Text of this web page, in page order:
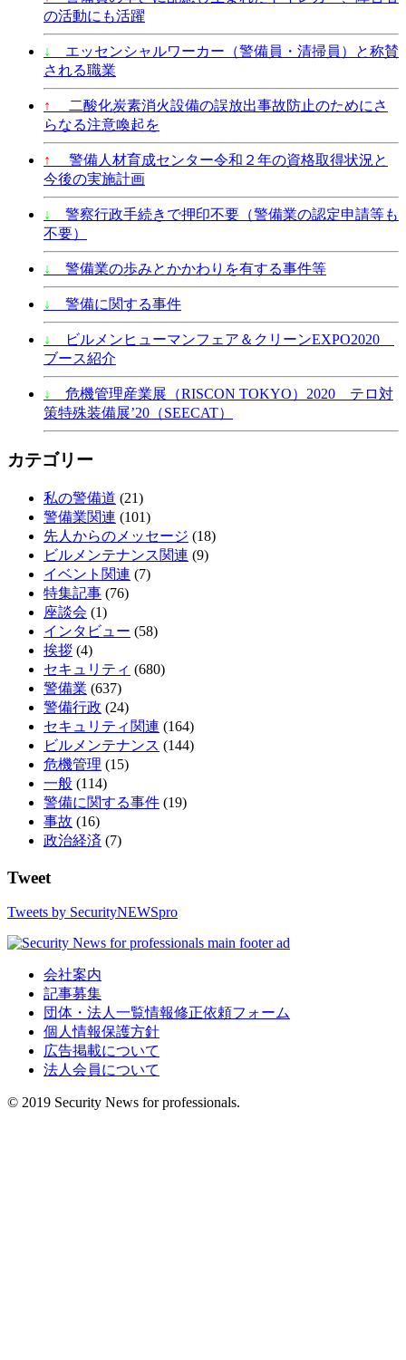
の活動にも活躍
↓
エッセンシャルワーカー（警備員・清掃員）と称賛
される職業
↑
二酸化炭素消火設備の誤放出事故防止のためにさ
らなる注意喚起を
↑
警備人材育成センター令和２年の資格取得状況と
今後の実施計画
↓
警察行政手続きで押印不要（警備業の認定申請等も
不要）
↓ 警備業の歩みとかかわりを有する事件等
↓ 警備に関する事件
↓
ビルメンヒューマンフェア＆クリーンEXPO2020
ブース紹介
↓
危機管理産業展（RISCON TOKYO）2020 テロ対
策特殊装備展’20（SEECAT）
カテゴリー
私の警備道 (21)
警備業関連 (101)
先人からのメッセージ (18)
ビルメンテナンス関連 (9)
イベント関連 (7)
特集記事 (76)
座談会 (1)
インタビュー (58)
挨拶 (4)
セキュリティ (680)
警備業 (637)
警備行政 (24)
セキュリティ関連 (164)
ビルメンテナンス (144)
危機管理 (15)
一般 (114)
警備に関する事件 (19)
事故 (16)
政治経済 (7)
Tweet
Tweets by SecurityNEWSpro
会社案内
記事募集
団体・法人一覧情報修正依頼フォーム
個人情報保護方針
広告掲載について
法人会員について
© 2019 Security News for professionals.